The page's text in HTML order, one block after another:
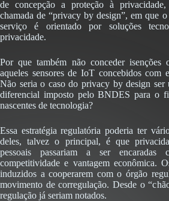
de concepção a proteção à privacidade,
chamada de “privacy by design”, em que
serviço é orientado por soluções
privacidade.
Por que também não conceder isenções
aqueles sensores de IoT concebidos com
Não seria o caso do privacy by design ser
diferencial imposto pelo BNDES para o
nascentes de tecnologia?
Essa estratégia regulatória poderia ter
deles, talvez o principal, é que
pessoais passariam a ser
competitividade e vantagem econômica.
induzidos a cooperarem com o órgão
movimento de corregulação. Desde o
regulação já seriam notados.